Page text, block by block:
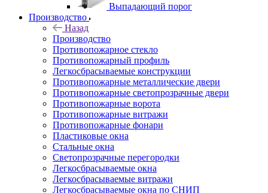
Выпадающий порог
Производство
Назад
Производство
Противопожарное стекло
Противопожарный профиль
Легкосбрасываемые конструкции
Противопожарные металлические двери
Противопожарные светопрозрачные двери
Противопожарные ворота
Противопожарные витражи
Противопожарные фонари
Пластиковые окна
Стальные окна
Светопрозрачные перегородки
Легкосбрасываемые окна
Легкосбрасываемые витражи
Легкосбрасываемые окна по СНИП